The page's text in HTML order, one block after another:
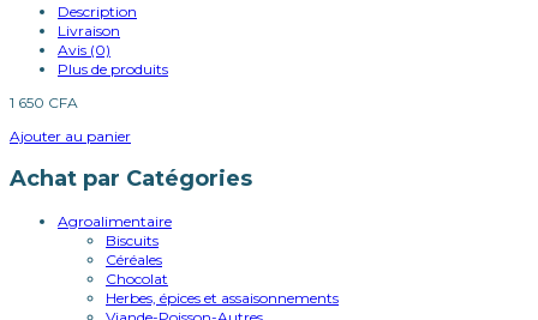
Description
Livraison
Avis (0)
Plus de produits
1 650 CFA
Ajouter au panier
Achat par Catégories
Agroalimentaire
Biscuits
Céréales
Chocolat
Herbes, épices et assaisonnements